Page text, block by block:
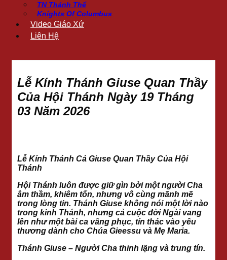
TN Thánh Thể
Knights Of Columbus
Video Giáo Xứ
Liên Hệ
Lễ Kính Thánh Giuse Quan Thầy
Của Hội Thánh Ngày 19 Tháng
03 Năm 2026
Lễ Kính Thánh Cả Giuse Quan Thầy Của Hội
Thánh
Hội Thánh luôn được giữ gìn bởi một người Cha
âm thầm, khiêm tốn, nhưng vô cùng mãnh mẽ
trong lòng tin. Thánh Giuse không nói một lời nào
trong kinh Thánh, nhưng cả cuộc đời Ngài vang
lên như một bài ca vâng phục, tín thác vào yêu
thương dành cho Chúa Gieessu và Mẹ Maria.
Thánh Giuse – Người Cha thinh lặng và trung tín.